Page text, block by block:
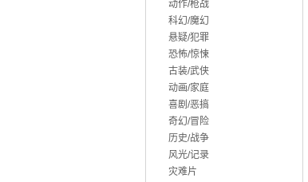
动作/枪战
科幻/魔幻
悬疑/犯罪
恐怖/惊悚
古装/武侠
动画/家庭
喜剧/恶搞
奇幻/冒险
历史/战争
风光/记录
灾难片